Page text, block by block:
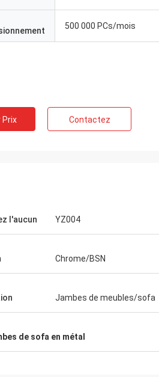
500 000 PCs/mois
Prix Contactez
l'aucun YZ004
Chrome/BSN
Jambes de meubles/sofa
de sofa en métal